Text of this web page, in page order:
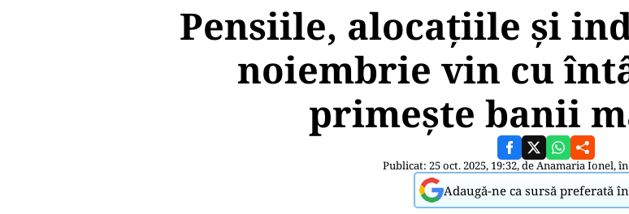
Pensiile, alocațiile și
noiembrie vin cu
primește banii
Publicat: 25 oct. 2025, 19:32, deAnamaria Ionel, în
Adaugă-ne ca sursă preferată